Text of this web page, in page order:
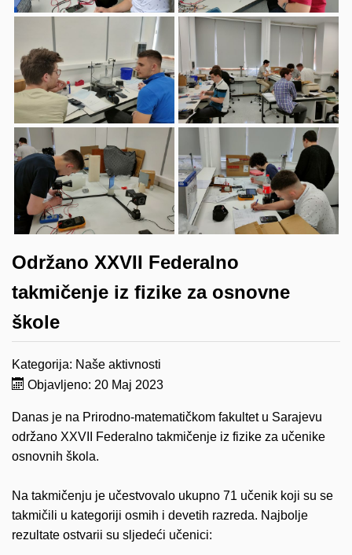
Održano XXVII Federalno
takmičenje iz fizike za osnovne
škole
Kategorija: Naše aktivnosti
Objavljeno: 20 Maj 2023
Danas je na Prirodno-matematičkom fakultet u Sarajevu
održano XXVII Federalno takmičenje iz fizike za učenike
osnovnih škola.
Na takmičenju je učestvovalo ukupno 71 učenik koji su se
takmičili u kategoriji osmih i devetih razreda. Najbolje
rezultate ostvarii su sljedeći učenici: